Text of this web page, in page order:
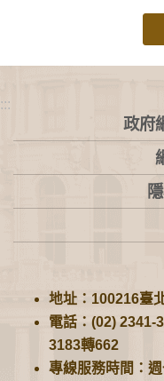
:::
政府
地址：100216臺
電話：(02) 2341-
3183轉662
專線服務時間：